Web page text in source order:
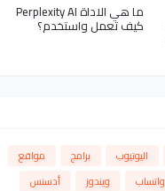
ما هي الاداة Perplexity AI
كيف تعمل واستخدم؟
اليوتيوب برامج
مواقع
واتساب ويندوز
أدسنس